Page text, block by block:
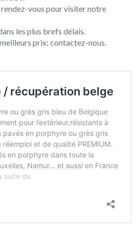
rendez-vous pour visiter notre
les plus brefs délais.
prix: contactez-nous.